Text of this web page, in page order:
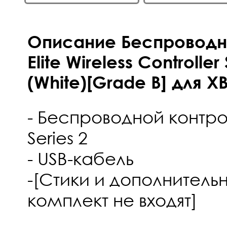
Описание
Elite Wireless Controller
(White)[Grade B] для
- Беспроводной
Series 2
- USB-кабель
-[Стики и
комплект не входят]